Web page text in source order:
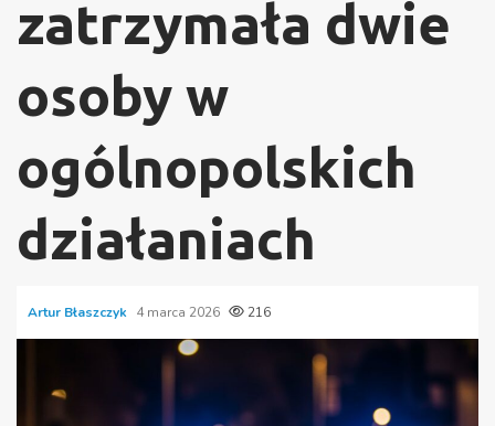
zatrzymała dwie
osoby w
ogólnopolskich
działaniach
Artur Błaszczyk 4 marca 2026 216